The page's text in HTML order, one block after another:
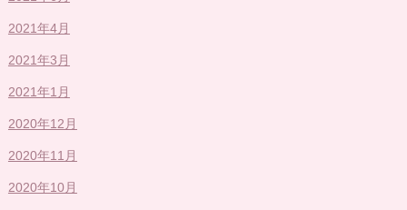
2021年4月
2021年3月
2021年1月
2020年12月
2020年11月
2020年10月